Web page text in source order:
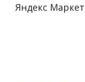
Яндекс